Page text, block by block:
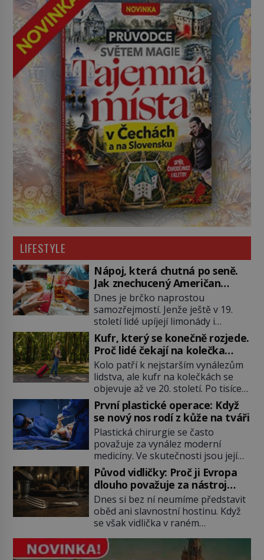
LIFESTYLE
Nápoj, která chutná po seně.
Jak znechucený Američan
vymyslel brčko
Dnes je brčko naprostou
samozřejmostí. Jenže ještě v 19.
století lidé upíjejí limonády i
koktejly dutými stébly žita nebo
žitné slámy. Fungují sice dobře,
mají ale jednu nepříjemnou
vlastnost po chvíli se rozmáčejí a
nápoji dodávají travnatou příchuť.
Právě tahle drobná nepříjemnost
přivede amerického výrobce
cigaretových náustků k nápadu,
který změní způsob pití po celém
[…]
Kufr, který se konečně rozjede.
Proč lidé čekají na kolečka
téměř pět tisíc let?
Kolo patří k nejstarším vynálezům
lidstva, ale kufr na kolečkách se
objevuje až ve 20. století. Po tisíce
let lidé vláčejí těžká zavazadla v
rukou, na zádech nebo je nakládají
na povozy. Stačí přitom jediný
nápad, připevnit ke kufru kolečka.
Jenže právě ten nikdo dlouho
nedostane. Až jednou se na letišti
ozve věta, která změní […]
První plastické operace: Když
se nový nos rodí z kůže na tváři
Plastická chirurgie se často
považuje za vynález moderní
medicíny. Ve skutečnosti jsou její
kořeny staré více než dva a půl
tisíce let. V dobách, kdy ještě
neexistují antibiotika ani anestezie,
se odvážní lékaři pokoušejí vracet
lidem tváře znetvořené válkou,
tresty nebo nehodami. Jejich
metody jsou překvapivě
promyšlené a některé principy
Původ vidličky: Proč ji Evropa
dlouho považuje za nástroj
samotného satana?
Dnes si bez ní neumíme představit
oběd ani slavnostní hostinu. Když
se však vidlička v raném
stolech, vzbuzuje pohoršení,